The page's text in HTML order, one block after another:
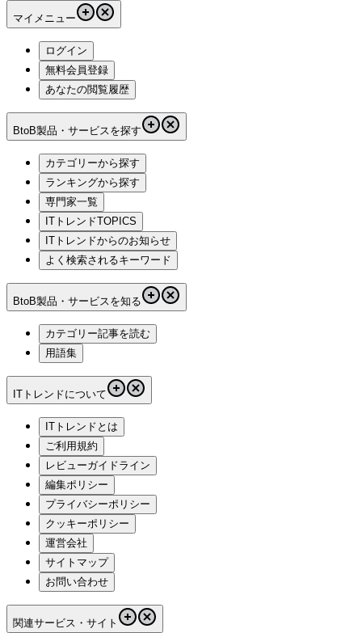
マイメニュー
ログイン
無料会員登録
あなたの閲覧履歴
BtoB製品・サービスを探す
カテゴリーから探す
ランキングから探す
専門家一覧
ITトレンドTOPICS
ITトレンドからのお知らせ
よく検索されるキーワード
BtoB製品・サービスを知る
カテゴリー記事を読む
用語集
ITトレンドについて
ITトレンドとは
ご利用規約
レビューガイドライン
編集ポリシー
プライバシーポリシー
クッキーポリシー
運営会社
サイトマップ
お問い合わせ
関連サービス・サイト